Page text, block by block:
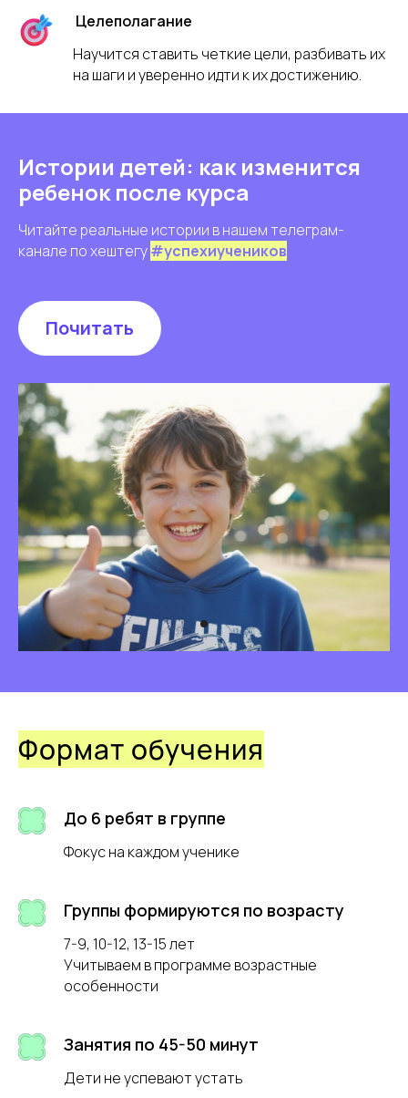
Целеполагание
Научится ставить четкие цели, разбивать их
на шаги и уверенно идти к их достижению.
Истории детей: как изменится
ребенок после курса
Читайте реальные истории в нашем телеграм-
канале по хештегу#успехиучеников
Почитать
Формат обучения
До 6 ребят в группе
Фокус на каждом ученике
Группы формируются по возрасту
7-9, 10-12, 13-15 лет
Учитываем в программе возрастные
особенности
Занятия по 45-50 минут
Дети не успевают устать
на бесплатный
пробныйурок